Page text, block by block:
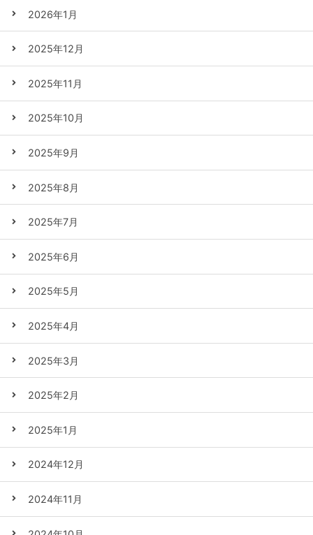
2026年1月
2025年12月
2025年11月
2025年10月
2025年9月
2025年8月
2025年7月
2025年6月
2025年5月
2025年4月
2025年3月
2025年2月
2025年1月
2024年12月
2024年11月